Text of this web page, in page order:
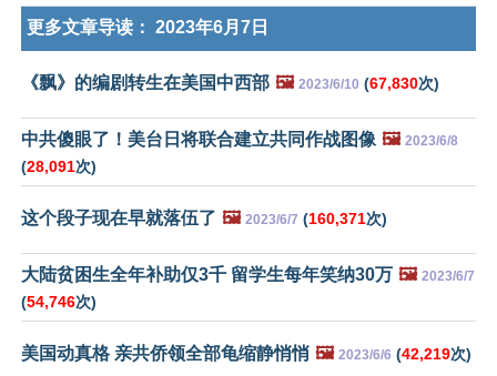
更多文章导读： 2023年6月7日
《飘》的编剧转生在美国中西部 🖼️ 2023/6/10 (67,830次)
中共傻眼了！美台日将联合建立共同作战图像 🖼️ 2023/6/8
(28,091次)
这个段子现在早就落伍了 🖼️ 2023/6/7 (160,371次)
大陆贫困生全年补助仅3千 留学生每年笑纳30万 🖼️ 2023/6/7
(54,746次)
美国动真格 亲共侨领全部龟缩静悄悄 🖼️ 2023/6/6 (42,219次)